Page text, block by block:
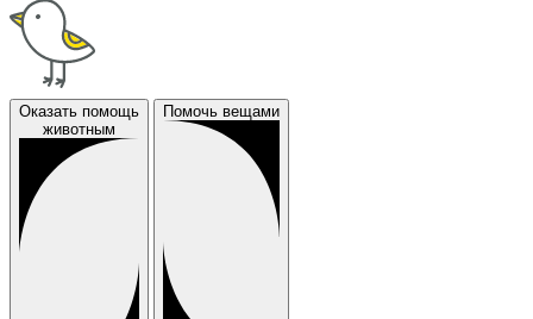
Оказать помощь
животным
Помочь вещами